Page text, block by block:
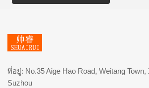
ที่อยู่: No.35 Aige Hao Road, Weitang Town,
Suzhou